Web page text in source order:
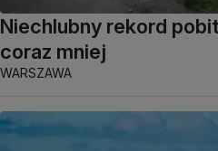
Niechlubny rekord
coraz mniej
WARSZAWA